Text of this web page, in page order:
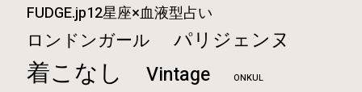
FUDGE.jp12星座×血液型占い
ロンドンガール パリジェンヌ
着こなし Vintage ONKUL